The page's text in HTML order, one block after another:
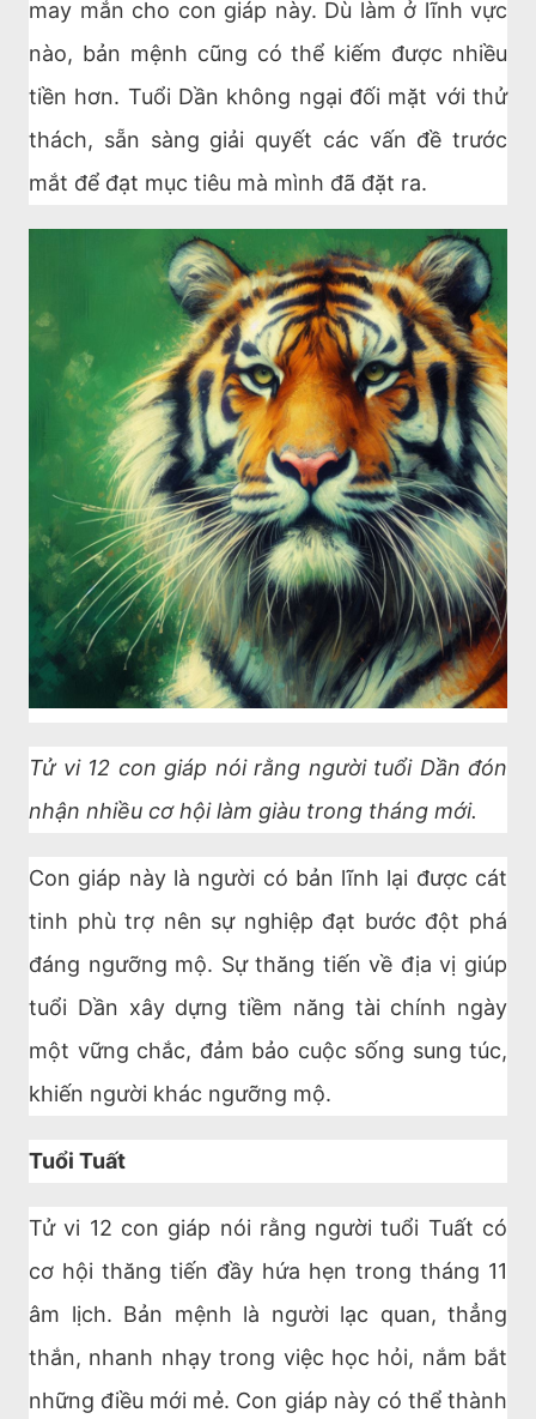
may mắn cho con giáp này. Dù làm ở lĩnh vực
nào, bản mệnh cũng có thể kiếm được nhiều
tiền hơn. Tuổi Dần không ngại đối mặt với thử
thách, sẵn sàng giải quyết các vấn đề trước
mắt để đạt mục tiêu mà mình đã đặt ra.
Tử vi 12 con giáp nói rằng người tuổi Dần đón
nhận nhiều cơ hội làm giàu trong tháng mới.
Con giáp này là người có bản lĩnh lại được cát
tinh phù trợ nên sự nghiệp đạt bước đột phá
đáng ngưỡng mộ. Sự thăng tiến về địa vị giúp
tuổi Dần xây dựng tiềm năng tài chính ngày
một vững chắc, đảm bảo cuộc sống sung túc,
khiến người khác ngưỡng mộ.
Tuổi Tuất
Tử vi 12 con giáp nói rằng người tuổi Tuất có
cơ hội thăng tiến đầy hứa hẹn trong tháng 11
âm lịch. Bản mệnh là người lạc quan, thẳng
thắn, nhanh nhạy trong việc học hỏi, nắm bắt
những điều mới mẻ. Con giáp này có thể thành